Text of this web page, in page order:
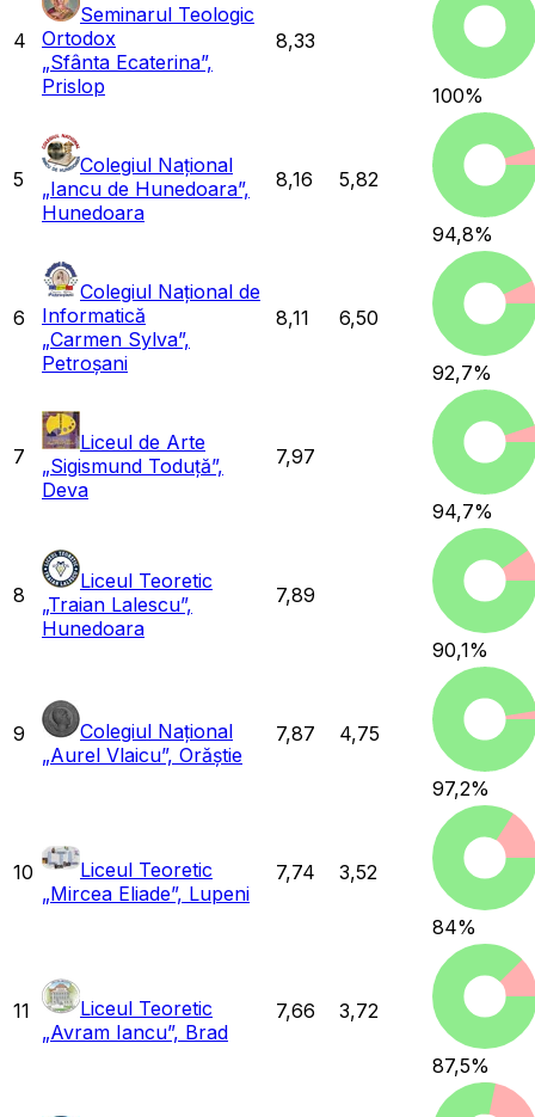
4
Seminarul Teologic
Ortodox
„Sfânta Ecaterina”,
Prislop
8,33
100%
5
Colegiul Național
„Iancu de Hunedoara”,
Hunedoara
8,16 5,82
94,8%
6
Colegiul Național de
Informatică
„Carmen Sylva”,
Petroșani
8,11 6,50
92,7%
7
Liceul de Arte
„Sigismund Toduță”,
Deva
7,97
94,7%
8
Liceul Teoretic
„Traian Lalescu”,
Hunedoara
7,89
90,1%
9
Colegiul Național
„Aurel Vlaicu”, Orăștie
7,87 4,75
97,2%
10
Liceul Teoretic
„Mircea Eliade”, Lupeni
7,74 3,52
84%
11
Liceul Teoretic
„Avram Iancu”, Brad
7,66 3,72
87,5%